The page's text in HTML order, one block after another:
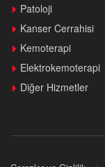
Patoloji
Kanser Cerrahisi
Kemoterapi
Elektrokemoterapi
Diğer Hizmetler